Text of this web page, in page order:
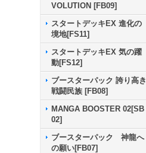
VOLUTION [FB09]
スタートデッキEX 進化の
境地[FS11]
スタートデッキEX 気の躍
動[FS12]
ブースターパック 誇り高き
戦闘民族 [FB08]
MANGA BOOSTER 02[SB
02]
ブースターパック 神龍へ
の願い[FB07]